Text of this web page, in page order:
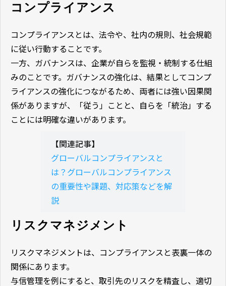
コンプライアンス
コンプライアンスとは、法令や、社内の規則、社会規範
に従い行動することです。
一方、ガバナンスは、企業が自らを監視・統制する仕組
みのことです。ガバナンスの強化は、結果としてコンプ
ライアンスの強化につながるため、両者には強い因果関
係がありますが、「従う」ことと、自らを「統治」する
ことには明確な違いがあります。
【関連記事】
グローバルコンプライアンスと
は？グローバルコンプライアンス
の重要性や課題、対応策などを解
説
リスクマネジメント
リスクマネジメントは、コンプライアンスと表裏一体の
関係にあります。
与信管理を例にすると、取引先のリスクを精査し、適切